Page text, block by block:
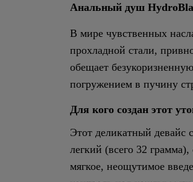
Анальный душ
В мире чувственных
прохладной стали,
обещает
погружением в пучину
Для кого создан этот
Этот деликатный девайс
легкий (всего 32
мягкое, неощутимое